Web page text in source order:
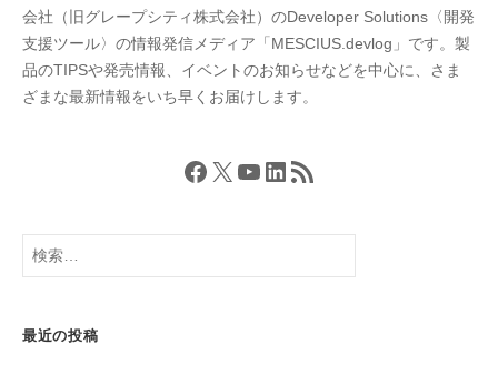
り
会社（旧グレープシティ株式会社）のDeveloper Solutions〈開発
支援ツール〉の情報発信メディア「MESCIUS.devlog」です。製
品のTIPSや発売情報、イベントのお知らせなどを中心に、さま
ざまな最新情報をいち早くお届けします。
Facebook
X YouTube
LinkedIn
RSS フィード
検
最近の投稿